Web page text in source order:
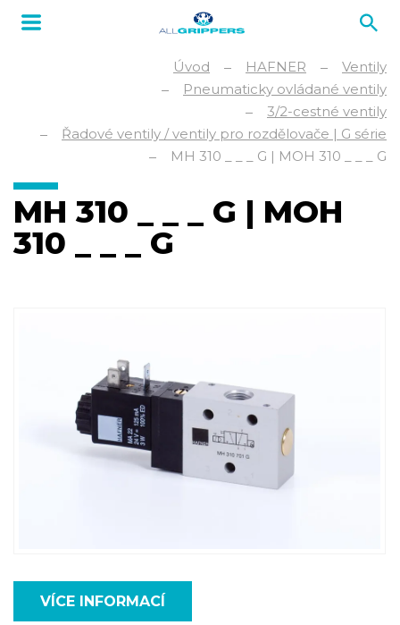
Úvod HAFNER
Ventily
Pneumaticky ovládané ventily
3/2-cestné ventily
Řadové ventily / ventily pro rozdělovače | G série
MH 310 _ _ _ G | MOH 310 _ _ _ G
MH 310 _ _ _ G | MOH
310 _ _ _ G
VÍCE INFORMACÍ